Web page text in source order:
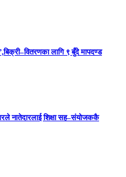
लागि ९ बुँदे मापदण्ड
नातेदारलाई शिक्षा सह–संयोजककै